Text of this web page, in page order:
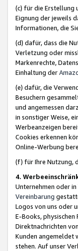
(c) für die Erstellung
Eignung der jeweils
Informationen, die
(d) dafür, dass die
Verletzung oder
Markenrechte,
Einhaltung der
(e) dafür, die
Besuchern
und angemessen
in sonstiger Weise,
Werbeanzeigen
Cookies erkennen
Online-Werbung
(f) für Ihre Nutzung,
4.
Unternehmen oder
Vereinbarung
Logos von uns oder
E-Books,
Direktnachrichten
Kunden angemeldet
stehen. Auf unser